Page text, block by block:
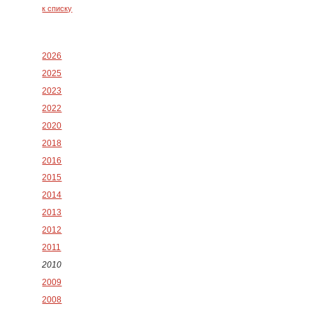
к списку
2026
2025
2023
2022
2020
2018
2016
2015
2014
2013
2012
2011
2010
2009
2008